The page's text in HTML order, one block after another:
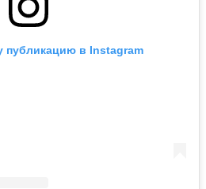
публикацию в Instagram